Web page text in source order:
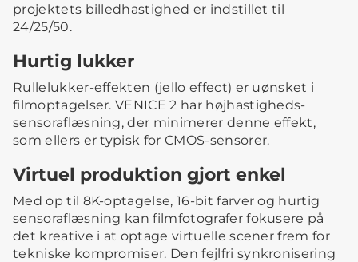
projektets billedhastighed er indstillet til
24/25/50.
Hurtig lukker
Rullelukker-effekten (jello effect) er uønsket i
filmoptagelser. VENICE 2 har højhastigheds-
sensoraflæsning, der minimerer denne effekt,
som ellers er typisk for CMOS-sensorer.
Virtuel produktion gjort enkel
Med op til 8K-optagelse, 16-bit farver og hurtig
sensoraflæsning kan filmfotografer fokusere på
det kreative i at optage virtuelle scener frem for
tekniske kompromiser. Den fejlfri synkronisering